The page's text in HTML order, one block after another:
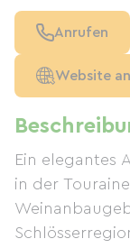
Ein elegantes
in der
Anrufen
Website